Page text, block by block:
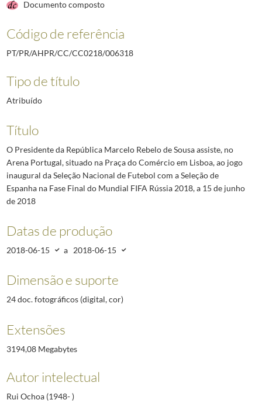
Documento composto
Código de referência
PT/PR/AHPR/CC/CC0218/006318
Tipo de título
Atribuído
Título
O Presidente da República Marcelo Rebelo de Sousa assiste, no
Arena Portugal, situado na Praça do Comércio em Lisboa, ao jogo
inaugural da Seleção Nacional de Futebol com a Seleção de
Espanha na Fase Final do Mundial FIFA Rússia 2018, a 15 de junho
de 2018
Datas de produção
2018-06-15 a 2018-06-15
Dimensão e suporte
24 doc. fotográficos (digital, cor)
Extensões
3194,08 Megabytes
Autor intelectual
Rui Ochoa (1948- )